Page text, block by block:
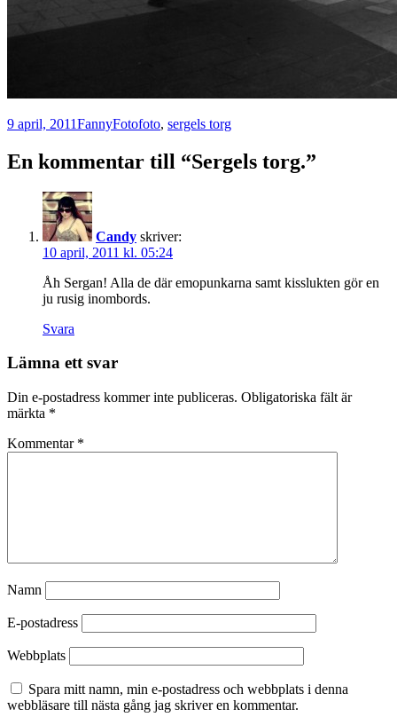
Postat
9 april, 2011Författare
FannyKategorier
FotoTaggar
foto, sergels torg
En kommentar till “Sergels torg.”
Candy skriver:
10 april, 2011 kl. 05:24
Åh Sergan! Alla de där emopunkarna samt kisslukten gör en
ju rusig inombords.
Svara
Lämna ett svar
Din e-postadress kommer inte publiceras. Obligatoriska fält är
märkta *
Kommentar *
Namn
E-postadress
Webbplats
Spara mitt namn, min e-postadress och webbplats i denna
webbläsare till nästa gång jag skriver en kommentar.